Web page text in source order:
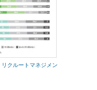
リクルートマネジメン